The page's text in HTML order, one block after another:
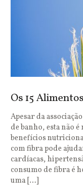
Os 15
Apesar da
de banho, esta não
benefícios
com fibra pode
cardíacas,
consumo de fibra é
uma […]